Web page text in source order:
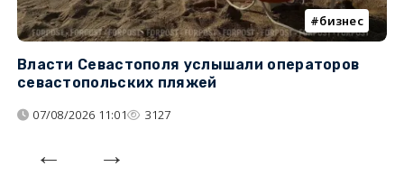
бизнес
Власти Севастополя услышали операторов
севастопольских пляжей
07/08/2026 11:01 3127